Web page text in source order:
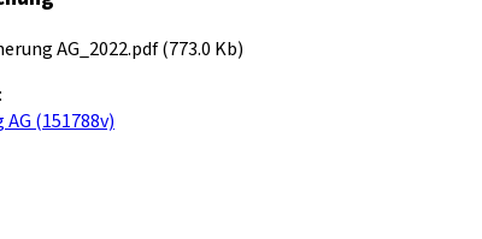
AG_2022.pdf (773.0 Kb)
(151788v)